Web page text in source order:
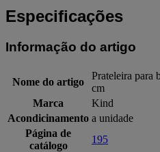
Especificações
Informação do artigo
Nome do artigo
Prateleira para
cm
Marca
Kind
Acondicinamento a unidade
Página de
catálogo
195